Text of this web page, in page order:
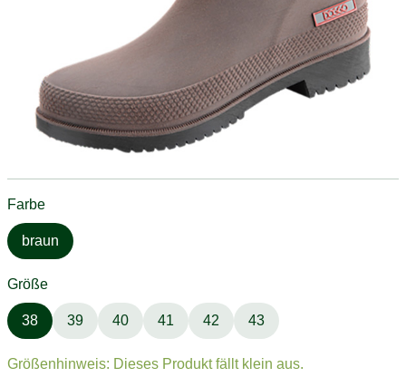
Farbe
braun
Größe
38 39 40 41 42 43
Größenhinweis: Dieses Produkt fällt klein aus.